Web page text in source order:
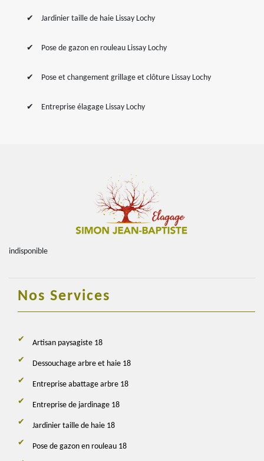
Jardinier taille de haie Lissay Lochy
Pose de gazon en rouleau Lissay Lochy
Pose et changement grillage et clôture Lissay Lochy
Entreprise élagage Lissay Lochy
indisponible
Nos Services
Artisan paysagiste 18
Dessouchage arbre et haie 18
Entreprise abattage arbre 18
Entreprise de jardinage 18
Jardinier taille de haie 18
Pose de gazon en rouleau 18